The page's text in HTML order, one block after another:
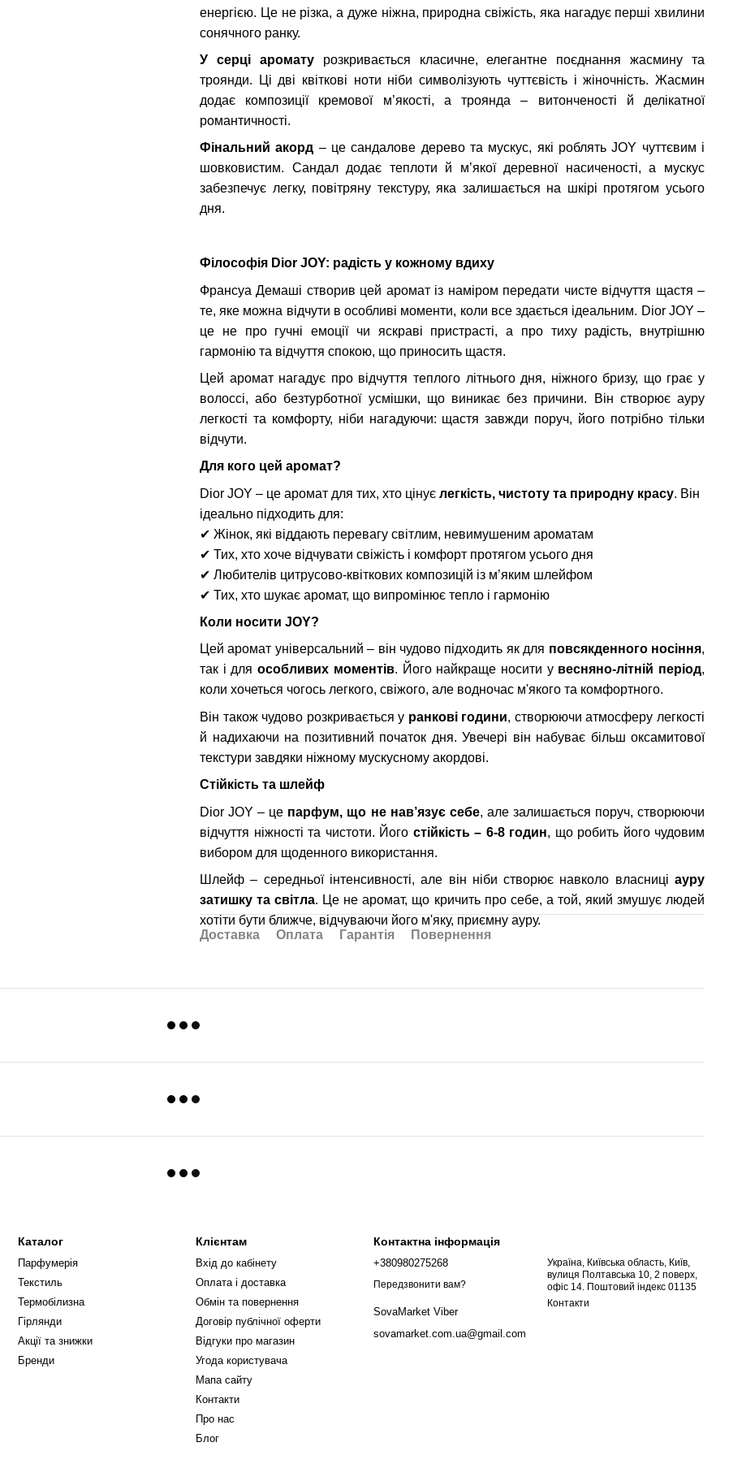
енергією. Це не різка, а дуже ніжна, природна свіжість, яка нагадує перші хвилини
сонячного ранку.
У серці ароматурозкривається класичне, елегантне поєднання жасмину та
троянди. Ці дві квіткові ноти ніби символізують чуттєвість і жіночність. Жасмин
додає композиції кремової м’якості, а троянда – витонченості й делікатної
романтичності.
Фінальний акорд – це сандалове дерево та мускус, які роблять JOY чуттєвим і
шовковистим. Сандал додає теплоти й м’якої деревної насиченості, а мускус
забезпечує легку, повітряну текстуру, яка залишається на шкірі протягом усього
дня.
Філософія Dior JOY: радість у кожному вдиху
Франсуа Демаші створив цей аромат із наміром передати чисте відчуття щастя –
те, яке можна відчути в особливі моменти, коли все здається ідеальним. Dior JOY –
це не про гучні емоції чи яскраві пристрасті, а про тиху радість, внутрішню
гармонію та відчуття спокою, що приносить щастя.
Цей аромат нагадує про відчуття теплого літнього дня, ніжного бризу, що грає у
волоссі, або безтурботної усмішки, що виникає без причини. Він створює ауру
легкості та комфорту, ніби нагадуючи: щастя завжди поруч, його потрібно тільки
відчути.
Для кого цей аромат?
Dior JOY – це аромат для тих, хто цінує легкість, чистоту та природну красу. Він
ідеально підходить для:
✔ Жінок, які віддають перевагу світлим, невимушеним ароматам
✔ Тих, хто хоче відчувати свіжість і комфорт протягом усього дня
✔ Любителів цитрусово-квіткових композицій із м’яким шлейфом
✔ Тих, хто шукає аромат, що випромінює тепло і гармонію
Коли носити JOY?
Цей аромат універсальний – він чудово підходить як для повсякденного носіння,
так і дляособливих моментів. Його найкраще носити у весняно-літній період,
коли хочеться чогось легкого, свіжого, але водночас м'якого та комфортного.
Він також чудово розкривається у ранкові години, створюючи атмосферу легкості
й надихаючи на позитивний початок дня. Увечері він набуває більш оксамитової
текстури завдяки ніжному мускусному акордові.
Стійкість та шлейф
Dior JOY – це парфум, що не нав’язує себе, але залишається поруч, створюючи
відчуття ніжності та чистоти. Його стійкість – 6-8 годин, що робить його чудовим
вибором для щоденного використання.
Шлейф – середньої інтенсивності, але він ніби створює навколо власниці ауру
затишку та світла. Це не аромат, що кричить про себе, а той, який змушує людей
хотіти бути ближче, відчуваючи його м'яку, приємну ауру.
Доставка
Оплата Гарантія Повернення
Каталог
Парфумерія
Текстиль
Термобілизна
Гірлянди
Акції та знижки
Бренди
Клієнтам
Вхід до кабінету
Оплата і доставка
Обмін та повернення
Договір публічної оферти
Відгуки про магазин
Угода користувача
Мапа сайту
Контакти
Про нас
Блог
Контактна інформація
+380980275268
Передзвонити вам?
SovaMarket Viber
sovamarket.com.ua@gmail.com
Україна, Київська область, Київ,
вулиця Полтавська 10, 2 поверх,
офіс 14. Поштовий індекс 01135
Контакти